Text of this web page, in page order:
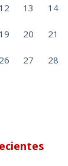
12 13 14
19 20 21
26 27 28